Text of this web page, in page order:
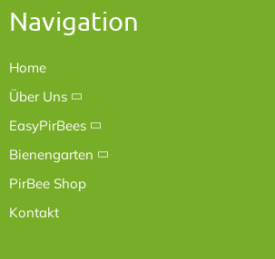
Navigation
Home
Über Uns
EasyPirBees
Bienengarten
PirBee Shop
Kontakt